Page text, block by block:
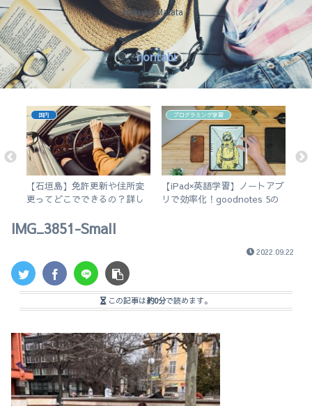
Hakuna Matata !
nontabi
国内
【石垣島】免許更新や住所変
更ってどこでできるの？詳し
プログラミング学習
【iPad×英語学習】ノートアプ
リで効率化！goodnotes 5の
IMG_3851-Small
2022.09.22
この記事は約0分で読めます。